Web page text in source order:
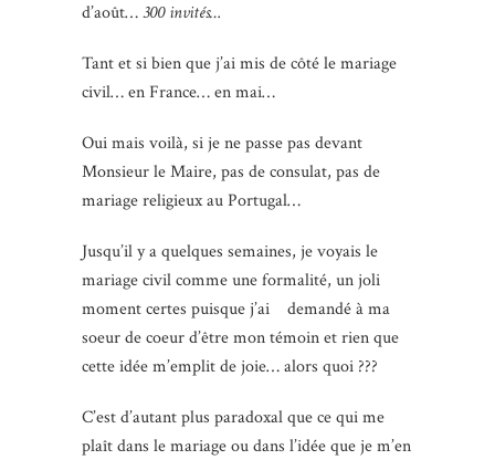
d’août…300 invités…
Tant et si bien que j’ai mis de côté le mariage
civil… en France… en mai…
Oui mais voilà, si je ne passe pas devant
Monsieur le Maire, pas de consulat, pas de
mariage religieux au Portugal…
Jusqu’il y a quelques semaines, je voyais le
mariage civil comme une formalité, un joli
moment certes puisque j’ai demandé à ma
soeur de coeur d’être mon témoin et rien que
cette idée m’emplit de joie… alors quoi ???
C’est d’autant plus paradoxal que ce qui me
plaît dans le mariage ou dans l’idée que je m’en